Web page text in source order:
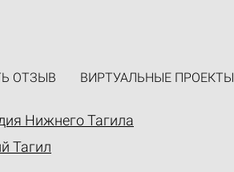
Нижнего Тагила
Тагил
ОТЗЫВ ВИРТУАЛЬНЫЕ ПРОЕКТЫ